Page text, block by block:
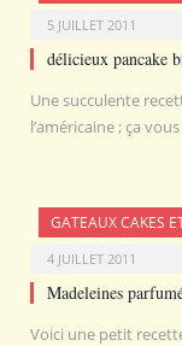
5 JUILLET 2011
délicieux pancake
Une succulente
l’américaine ; ça
GATEAUX CAKES
4 JUILLET 2011
Madeleines
Voici une petit